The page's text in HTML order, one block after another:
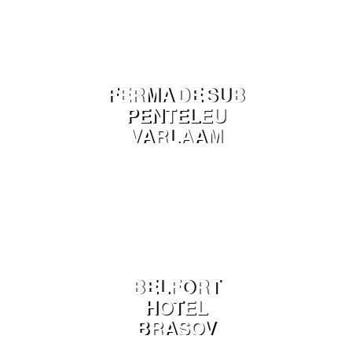
FERMA DE SUB
PENTELEU
VARLAAM
BELFORT
HOTEL
BRASOV